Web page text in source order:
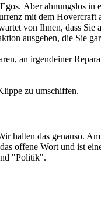
Aber ahnungslos in
mit dem
von Ihnen, dass Sie
ausgeben, die Sie
an irgendeiner
zu umschiffen.
halten das genauso.
offene Wort und ist
"Politik".